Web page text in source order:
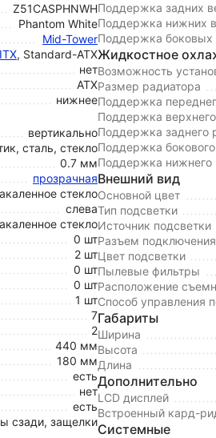
Z51CASPHNWH
Phantom White
Mid-Tower
, Standard-ATX
нет
ATX
нижнее
вертикально
сталь, стекло
0.7 мм
прозрачная
стекло
слева
стекло
0 шт
2 шт
0 шт
0 шт
1 шт
7
2
440 мм
180 мм
есть
нет
есть
сзади, защелки
Поддержка задних
Поддержка нижних
Поддержка боковых
Жидкостное
Возможность
Размер радиатора
Поддержка
Поддержка
Поддержка заднего
Поддержка
Поддержка
Внешний вид
Основной цвет
Тип подсветки
Источник подсветки
Разъем
Цвет подсветки
Пылевые фильтры
Расположение
Способ управления
Габариты
Ширина
Высота
Длина
Дополнительно
LCD дисплей
Встроенный кард-
Системные